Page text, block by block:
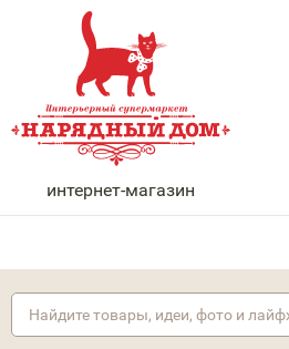
НАРЯДНЫЙ ДОМ
интернет-магазин